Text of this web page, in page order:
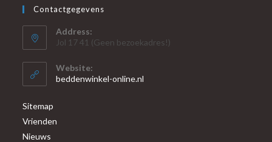
Contactgegevens
Address:
Jol 17 41 (Geen bezoekadres!)
Website:
beddenwinkel-online.nl
Sitemap
Vrienden
Nieuws